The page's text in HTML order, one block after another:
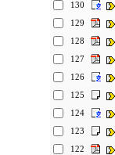
130
129
128
127
126
125
124
123
122